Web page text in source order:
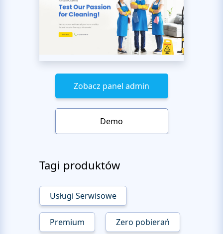
Zobacz panel admin
Demo
Tagi produktów
Usługi Serwisowe
Premium Zero pobierań